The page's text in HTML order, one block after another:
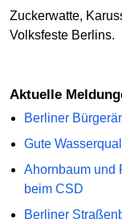
Zuckerwatte,
Volksfeste Berlins.
Aktuelle
Berliner
Gute
Ahornbaum und
beim CSD
Berliner